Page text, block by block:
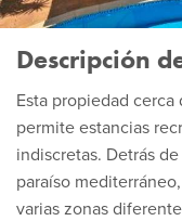
Descripción
Esta propiedad
permite estancias
indiscretas. Detrás
paraíso
varias zonas